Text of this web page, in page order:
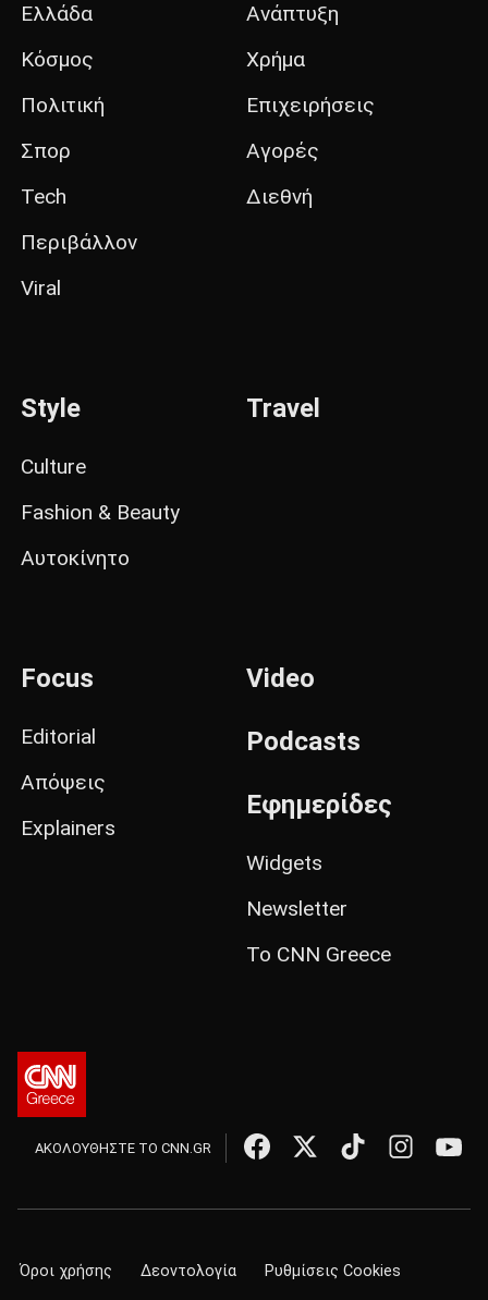
Ελλάδα
Κόσμος
Πολιτική
Σπορ
Tech
Περιβάλλον
Viral
Ανάπτυξη
Χρήμα
Επιχειρήσεις
Αγορές
Διεθνή
Style
Culture
Fashion & Beauty
Αυτοκίνητο
Travel
Focus
Editorial
Απόψεις
Explainers
Video
Podcasts
Εφημερίδες
Widgets
Newsletter
Το CNN Greece
ΑΚΟΛΟΥΘΗΣΤΕ ΤΟ CNN.GR
Όροι χρήσης Δεοντολογία Ρυθμίσεις Cookies